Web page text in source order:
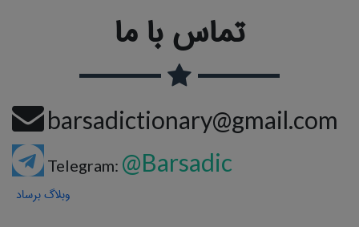
تماس با ما
barsadictionary@gmail.com
Telegram: @Barsadic
وبلاگ برساد